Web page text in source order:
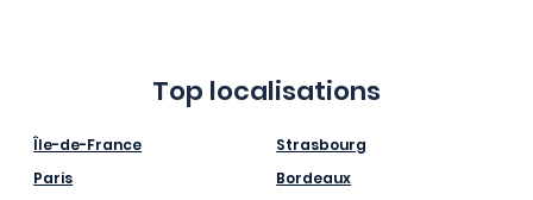
Top localisations
Île-de-France
Paris
Strasbourg
Bordeaux